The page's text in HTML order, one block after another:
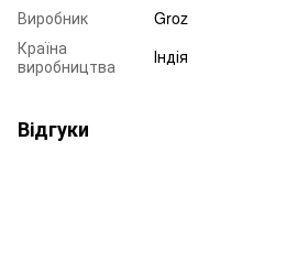
Виробник
Groz
Країна
виробництва
Індія
Відгуки